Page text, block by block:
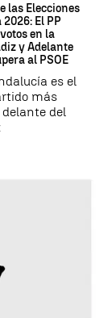
las Elecciones
El PP
en la
y Adelante
al PSOE
es el
más
del